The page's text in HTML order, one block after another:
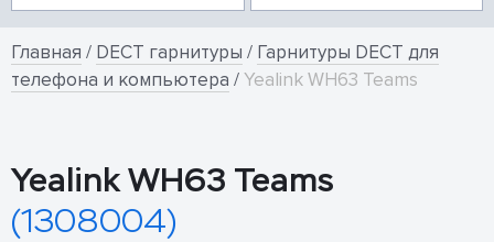
Главная / DECT гарнитуры / Гарнитуры DECT для
телефона и компьютера /Yealink WH63 Teams
Yealink WH63 Teams
(1308004)